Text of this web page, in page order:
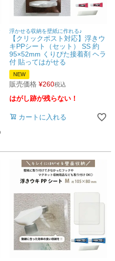
close
浮かせる収納を壁紙に作れる♪
【クリックポスト対応】浮きウ
キPPシート（セット） SS 約
95×52mm くりぴた接着剤 ヘラ
付 貼ってはがせる
NEW
販売価格 ¥260税込
はがし跡が残らない！
カートに入れる